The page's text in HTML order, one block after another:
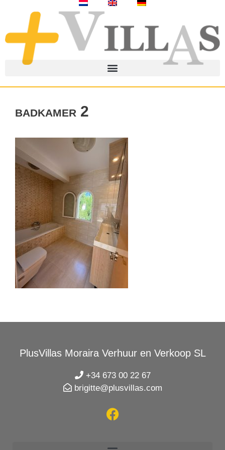
badkamer 2
PlusVillas Moraira Verhuur en Verkoop SL
+34 673 00 22 67
brigitte@plusvillas.com